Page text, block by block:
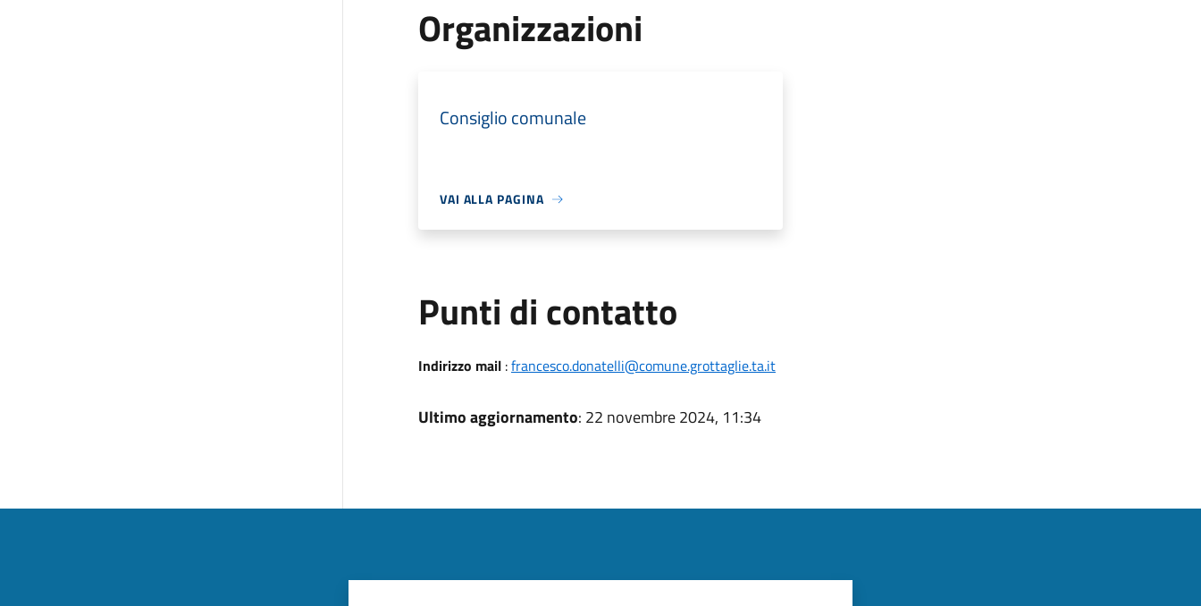
Organizzazioni
Consiglio comunale
VAI ALLA PAGINA
Punti di contatto
Indirizzo mail:francesco.donatelli@comune.grottaglie.ta.it
Ultimo aggiornamento: 22 novembre 2024, 11:34